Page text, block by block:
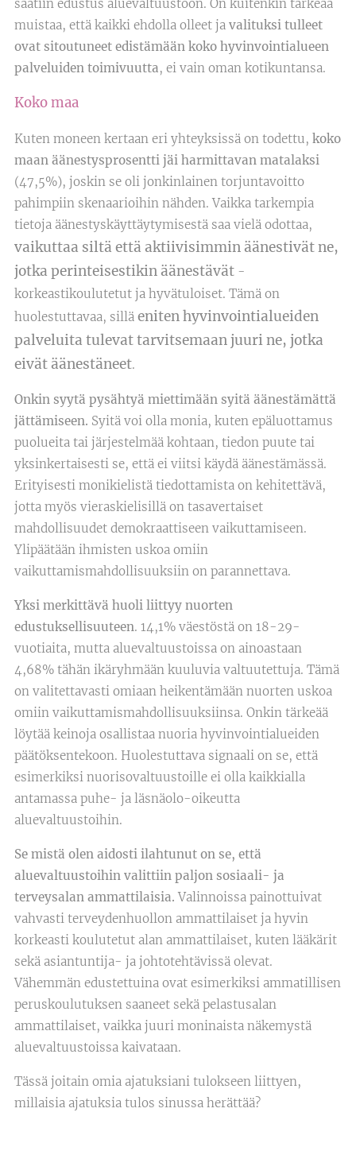
saatiin edustus aluevaltuustoon. On kuitenkin tärkeää
muistaa, että kaikki ehdolla olleet ja valituksi tulleet
ovat sitoutuneet edistämään koko hyvinvointialueen
palveluiden toimivuutta, ei vain oman kotikuntansa.
Koko maa
Kuten moneen kertaan eri yhteyksissä on todettu, koko
maan äänestysprosentti jäi harmittavan matalaksi
(47,5%), joskin se oli jonkinlainen torjuntavoitto
pahimpiin skenaarioihin nähden. Vaikka tarkempia
tietoja äänestyskäyttäytymisestä saa vielä odottaa,
vaikuttaa siltä että aktiivisimmin äänestivät ne,
jotka perinteisestikin äänestävät -
korkeastikoulutetut ja hyvätuloiset. Tämä on
huolestuttavaa, sillä eniten hyvinvointialueiden
palveluita tulevat tarvitsemaan juuri ne, jotka
eivät äänestäneet.
Onkin syytä pysähtyä miettimään syitä äänestämättä
jättämiseen. Syitä voi olla monia, kuten epäluottamus
puolueita tai järjestelmää kohtaan, tiedon puute tai
yksinkertaisesti se, että ei viitsi käydä äänestämässä.
Erityisesti monikielistä tiedottamista on kehitettävä,
jotta myös vieraskielisillä on tasavertaiset
mahdollisuudet demokraattiseen vaikuttamiseen.
Ylipäätään ihmisten uskoa omiin
vaikuttamismahdollisuuksiin on parannettava.
Yksi merkittävä huoli liittyy nuorten
edustuksellisuuteen. 14,1% väestöstä on 18-29-
vuotiaita, mutta aluevaltuustoissa on ainoastaan
4,68% tähän ikäryhmään kuuluvia valtuutettuja. Tämä
on valitettavasti omiaan heikentämään nuorten uskoa
omiin vaikuttamismahdollisuuksiinsa. Onkin tärkeää
löytää keinoja osallistaa nuoria hyvinvointialueiden
päätöksentekoon. Huolestuttava signaali on se, että
esimerkiksi nuorisovaltuustoille ei olla kaikkialla
antamassa puhe- ja läsnäolo-oikeutta
aluevaltuustoihin.
Se mistä olen aidosti ilahtunut on se, että
aluevaltuustoihin valittiin paljon sosiaali- ja
terveysalan ammattilaisia.Valinnoissa painottuivat
vahvasti terveydenhuollon ammattilaiset ja hyvin
korkeasti koulutetut alan ammattilaiset, kuten lääkärit
sekä asiantuntija- ja johtotehtävissä olevat.
Vähemmän edustettuina ovat esimerkiksi ammatillisen
peruskoulutuksen saaneet sekä pelastusalan
ammattilaiset, vaikka juuri moninaista näkemystä
aluevaltuustoissa kaivataan.
Tässä joitain omia ajatuksiani tulokseen liittyen,
millaisia ajatuksia tulos sinussa herättää?